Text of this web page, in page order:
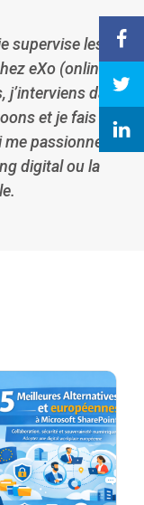
supervise les
eXo (online &
j’interviens dans
et je fais des
me passionnent
digital ou la